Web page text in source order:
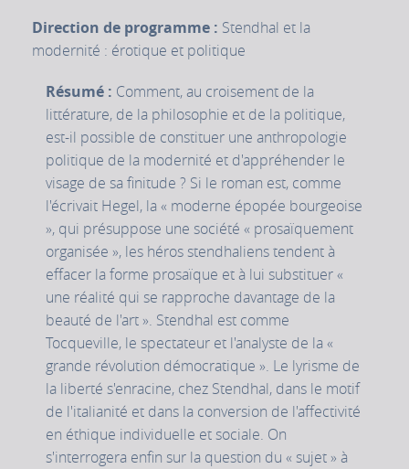
Direction de programme : Stendhal et la
modernité : érotique et politique
Résumé : Comment, au croisement de la
littérature, de la philosophie et de la politique,
est-il possible de constituer une anthropologie
politique de la modernité et d'appréhender le
visage de sa finitude ? Si le roman est, comme
l'écrivait Hegel, la « moderne épopée bourgeoise
», qui présuppose une société « prosaïquement
organisée », les héros stendhaliens tendent à
effacer la forme prosaïque et à lui substituer «
une réalité qui se rapproche davantage de la
beauté de l'art ». Stendhal est comme
Tocqueville, le spectateur et l'analyste de la «
grande révolution démocratique ». Le lyrisme de
la liberté s'enracine, chez Stendhal, dans le motif
de l'italianité et dans la conversion de l'affectivité
en éthique individuelle et sociale. On
s'interrogera enfin sur la question du « sujet » à